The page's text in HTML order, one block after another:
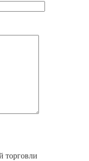
торговли